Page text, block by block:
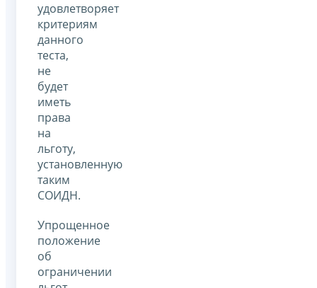
удовлетворяет
критериям
данного
теста,
не
будет
иметь
права
на
льготу,
установленную
таким
СОИДН.
Упрощенное
положение
об
ограничении